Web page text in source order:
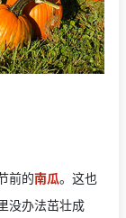
前的南瓜。这也
没办法茁壮成